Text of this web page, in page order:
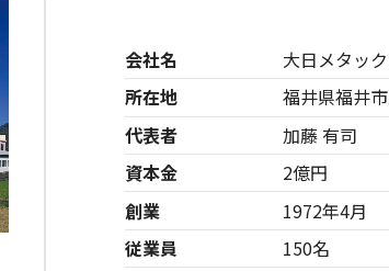
会社名
大日メタッ
所在地
福井県福井
代表者
加藤 有司
資本金
2億円
創業
1972年4月
従業員
150名